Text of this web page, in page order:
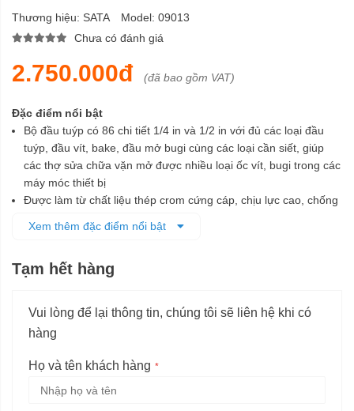
Thương hiệu: SATA Model: 09013
Chưa có đánh giá
2.750.000đ (đã bao gồm VAT)
Đặc điểm nổi bật
Bộ đầu tuýp có 86 chi tiết 1/4 in và 1/2 in với đủ các loại đầu
tuýp, đầu vít, bake, đầu mở bugi cùng các loại cần siết, giúp
các thợ sửa chữa vặn mở được nhiều loại ốc vít, bugi trong các
máy móc thiết bị
Được làm từ chất liệu thép crom cứng cáp, chịu lực cao, chống
Các đầu tuýp được chế tạo tỉ mỉ, đảm bảo tương thích và vặn
làm biến dạng ốc vít
từng chi tiết riêng, giúp dễ dàng bảo quản và di chuyển
Xem thêm đặc điểm nổi bật
Tạm hết hàng
Vui lòng để lại thông tin, chúng tôi sẽ liên hệ khi có
hàng
Họ và tên khách hàng